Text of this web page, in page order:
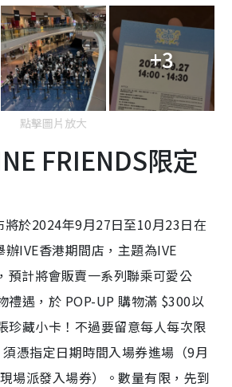
+3
點擊圖片放大
FRIENDS限定
將於2024年9月27日至10月23日在
辦IVE香港期間店，主題為IVE
預計將會販賣一系列聯乘可愛公
禮遇，於 POP-UP 購物滿 $300以
珍藏小卡！不過要留意每人每次限
憑指定日期時間入場券進場（9月
場派發入場券）。數量有限，先到